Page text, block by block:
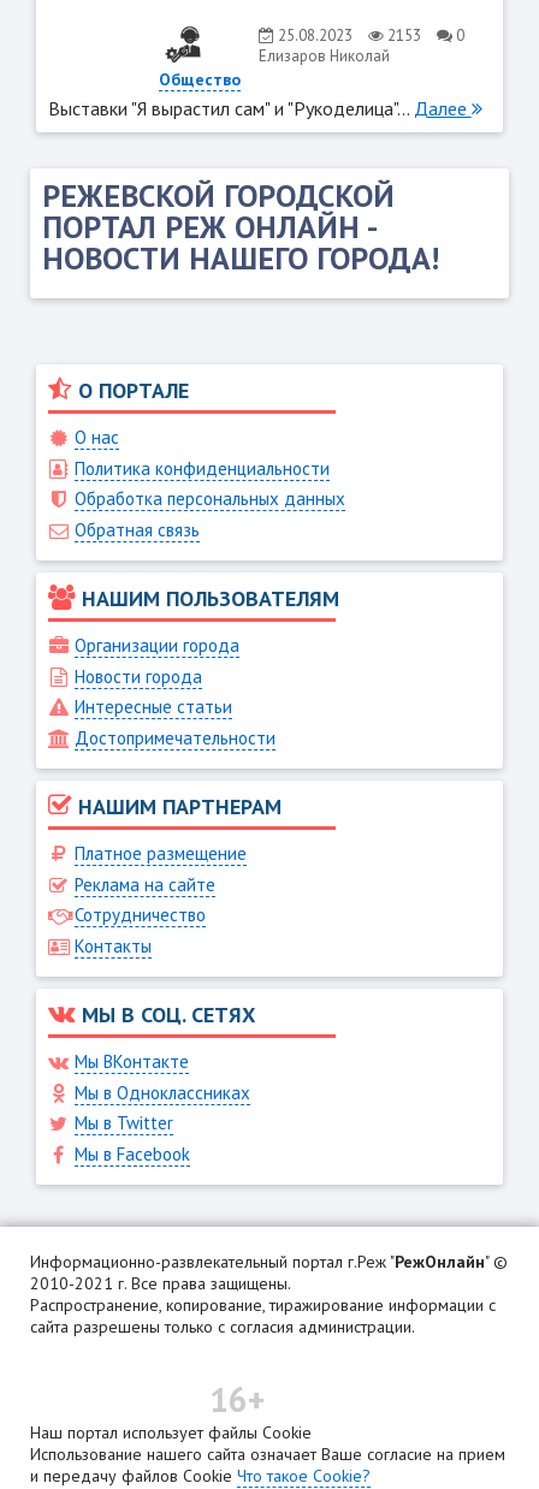
25.08.2023 2153
0
Елизаров Николай
Общество
Выставки "Я вырастил сам" и "Рукоделица"... Далее
РЕЖЕВСКОЙ ГОРОДСКОЙ
ПОРТАЛ РЕЖ ОНЛАЙН -
НОВОСТИ НАШЕГО ГОРОДА!
О ПОРТАЛЕ
О нас
Политика конфиденциальности
Обработка персональных данных
Обратная связь
НАШИМ ПОЛЬЗОВАТЕЛЯМ
Организации города
Новости города
Интересные статьи
Достопримечательности
НАШИМ ПАРТНЕРАМ
Платное размещение
Реклама на сайте
Сотрудничество
Контакты
МЫ В СОЦ. СЕТЯХ
Мы ВКонтакте
Мы в Одноклассниках
Мы в Twitter
Мы в Facebook
Информационно-развлекательный портал г.Реж "РежОнлайн" ©
2010-2021 г. Все права защищены.
Распространение, копирование, тиражирование информации с
сайта разрешены только с согласия администрации.
16+
Наш портал использует файлы Cookie
Использование нашего сайта означает Ваше согласие на прием
и передачу файлов Cookie Что такое Cookie?